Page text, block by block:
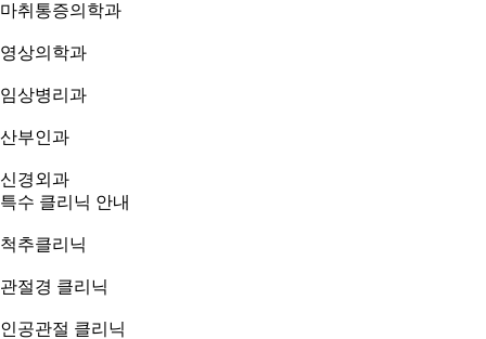
마취통증의학과
영상의학과
임상병리과
산부인과
신경외과
특수 클리닉 안내
척추클리닉
관절경 클리닉
인공관절 클리닉